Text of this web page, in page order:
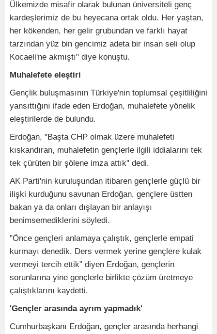
Ülkemizde misafir olarak bulunan üniversiteli genç
kardeşlerimiz de bu heyecana ortak oldu. Her yaştan,
her kökenden, her gelir grubundan ve farklı hayat
tarzından yüz bin gencimiz adeta bir insan seli olup
Kocaeli'ne akmıştı" diye konuştu.
Muhalefete eleştiri
Gençlik buluşmasının Türkiye'nin toplumsal çeşitliliğini
yansıttığını ifade eden Erdoğan, muhalefete yönelik
eleştirilerde de bulundu.
Erdoğan, "Başta CHP olmak üzere muhalefeti
kıskandıran, muhalefetin gençlerle ilgili iddialarını tek
tek çürüten bir şölene imza attık" dedi.
AK Parti'nin kuruluşundan itibaren gençlerle güçlü bir
ilişki kurduğunu savunan Erdoğan, gençlere üstten
bakan ya da onları dışlayan bir anlayışı
benimsemediklerini söyledi.
"Önce gençleri anlamaya çalıştık, gençlerle empati
kurmayı denedik. Ders vermek yerine gençlere kulak
vermeyi tercih ettik" diyen Erdoğan, gençlerin
sorunlarına yine gençlerle birlikte çözüm üretmeye
çalıştıklarını kaydetti.
'Gençler arasında ayrım yapmadık'
Cumhurbaşkanı Erdoğan, gençler arasında herhangi